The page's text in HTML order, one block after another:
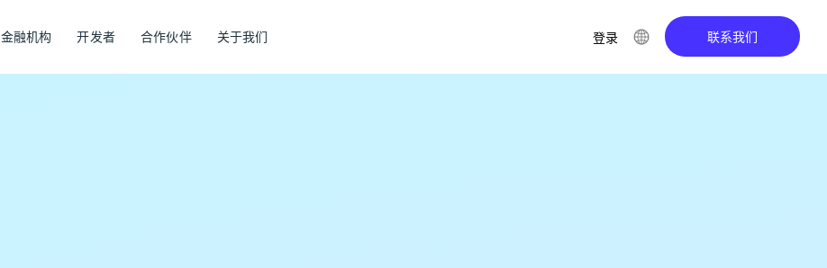
金融机构 开发者 合作伙伴 关于我们 登录 联系我们